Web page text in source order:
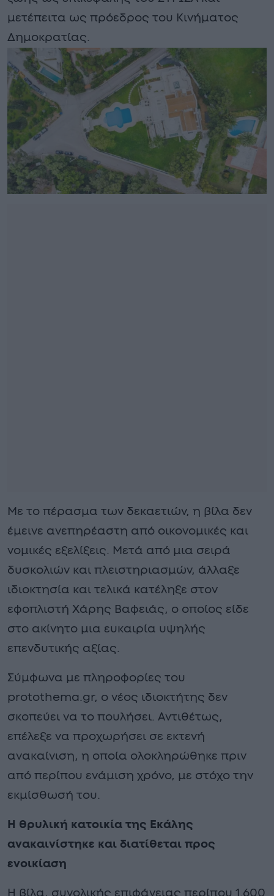
μετέπειτα ως πρόεδρος του Κινήματος
Δημοκρατίας.
Με το πέρασμα των δεκαετιών, η βίλα δεν
έμεινε ανεπηρέαστη από οικονομικές και
νομικές εξελίξεις. Μετά από μια σειρά
δυσκολιών και πλειστηριασμών, άλλαξε
ιδιοκτησία και τελικά κατέληξε στον
εφοπλιστή Χάρης Βαφειάς, ο οποίος είδε
στο ακίνητο μια ευκαιρία υψηλής
επενδυτικής αξίας.
Σύμφωνα με πληροφορίες του
protothema.gr, ο νέος ιδιοκτήτης δεν
σκοπεύει να το πουλήσει. Αντιθέτως,
επέλεξε να προχωρήσει σε εκτενή
ανακαίνιση, η οποία ολοκληρώθηκε πριν
από περίπου ενάμιση χρόνο, με στόχο την
εκμίσθωσή του.
Η θρυλική κατοικία της Εκάλης
ανακαινίστηκε και διατίθεται προς
ενοικίαση
Η βίλα, συνολικής επιφάνειας περίπου 1.600